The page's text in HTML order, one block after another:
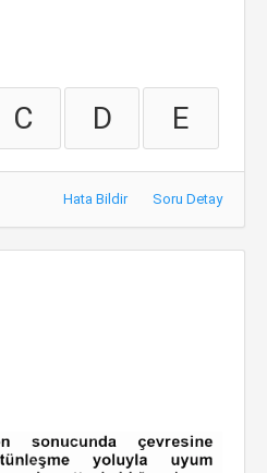
C D E
Hata Bildir Soru Detay